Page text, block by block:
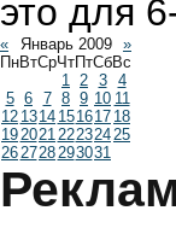
это для
« Январь 2009
»
ПнВтСрЧтПтСбВс
1 2 3
4
5 6 7 8 9 10 11
12 1314 151617 18
19202122232425
262728293031